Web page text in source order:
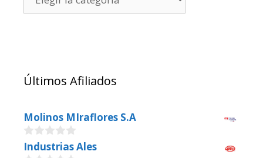
Últimos Afiliados
Molinos MIraflores S.A
0
o
Industrias Ales